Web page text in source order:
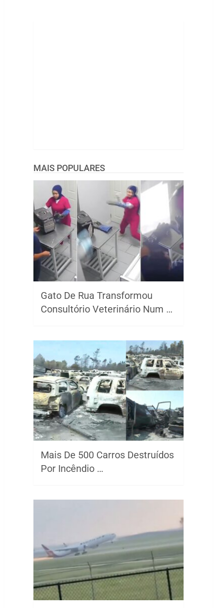
MAIS POPULARES
Gato De Rua Transformou
Consultório Veterinário Num …
Mais De 500 Carros Destruídos
Por Incêndio …